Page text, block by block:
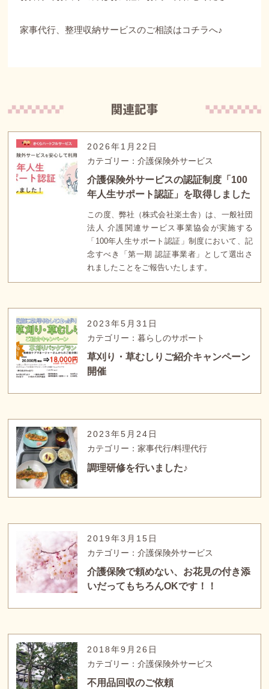
家事代行、整理収納サービスのご相談はコチラへ♪
2026年1月22日
カテゴリー：介護保険外サービス
介護保険外サービスの認証制度「100
年人生サポート認証」を取得しました
この度、弊社（株式会社楽土舎）は、一般社団
法人 介護関連サービス事業協会が実施する
「100年人生サポート認証」制度において、記
念すべき「第一期 認証事業者」として選出さ
れましたことをご報告いたします。
2023年5月31日
カテゴリー：暮らしのサポート
草刈り・草むしりご紹介キャンペーン
開催
2023年5月24日
カテゴリー：家事代行/料理代行
調理研修を行いました♪
2019年3月15日
カテゴリー：介護保険外サービス
介護保険で頼めない、お花見の付き添
いだってもちろんOKです！！
2018年9月26日
カテゴリー：介護保険外サービス
不用品回収のご依頼